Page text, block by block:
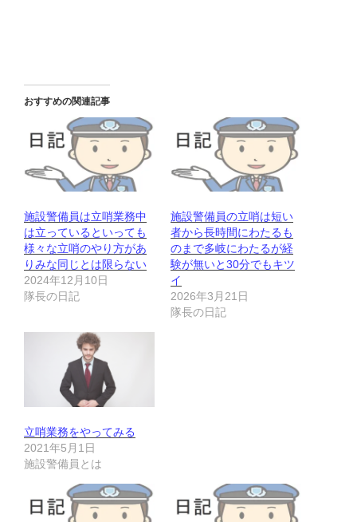
おすすめの関連記事
施設警備員は立哨業務中
は立っているといっても
様々な立哨のやり方があ
りみな同じとは限らない
2024年12月10日
隊長の日記
施設警備員の立哨は短い
者から長時間にわたるも
のまで多岐にわたるが経
験が無いと30分でもキツ
イ
2026年3月21日
隊長の日記
立哨業務をやってみる
2021年5月1日
施設警備員とは